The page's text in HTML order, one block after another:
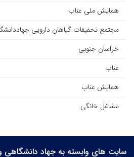
همایش ملی عناب
مجتمع تحقیقات گیاهان دارویی
خراسان جنوبی
عناب
همایش عناب
مشاغل خانگی
سایت های وابسته به جهاد دانشگاهی